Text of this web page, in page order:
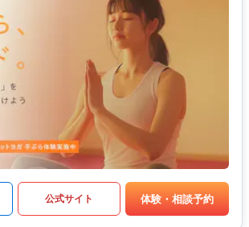
公式サイト 体験・相談予約